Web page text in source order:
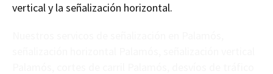
vertical y la señalización horizontal.